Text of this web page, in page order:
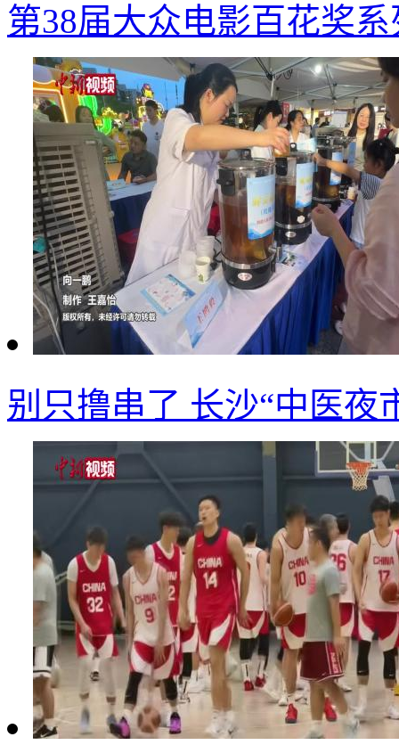
第38届大众电影百花奖
别只撸串了 长沙“中医夜